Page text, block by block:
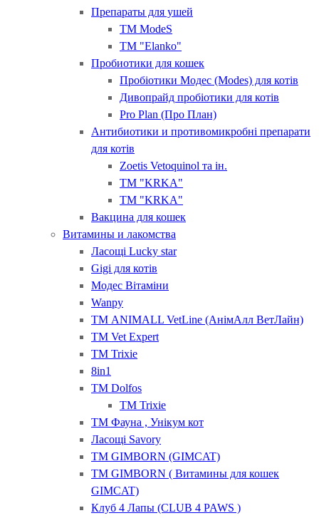
Препараты для ушей
ТМ ModeS
ТМ "Elanko"
Пробиотики для кошек
Пробіотики Модес (Modes) для котів
Дивопрайд пробіотики для котів
Pro Plan (Про План)
Антибиотики и противомикробні препарати
для котів
Zoetis Vetoquinol та ін.
ТМ "KRKA"
ТМ "KRKA"
Вакцина для кошек
Витамины и лакомства
Ласощі Lucky star
Gigi для котів
Модес Вітаміни
Wanpy
ТМ ANIMALL VetLine (АнімАлл ВетЛайн)
ТМ Vet Expert
ТМ Trixie
8in1
ТМ Dolfos
ТМ Trixie
ТМ Фауна , Унікум кот
Ласощі Savory
ТМ GIMBORN (GIMCAT)
ТМ GIMBORN ( Витамины для кошек
GIMCAT)
Клуб 4 Лапы (CLUB 4 PAWS )